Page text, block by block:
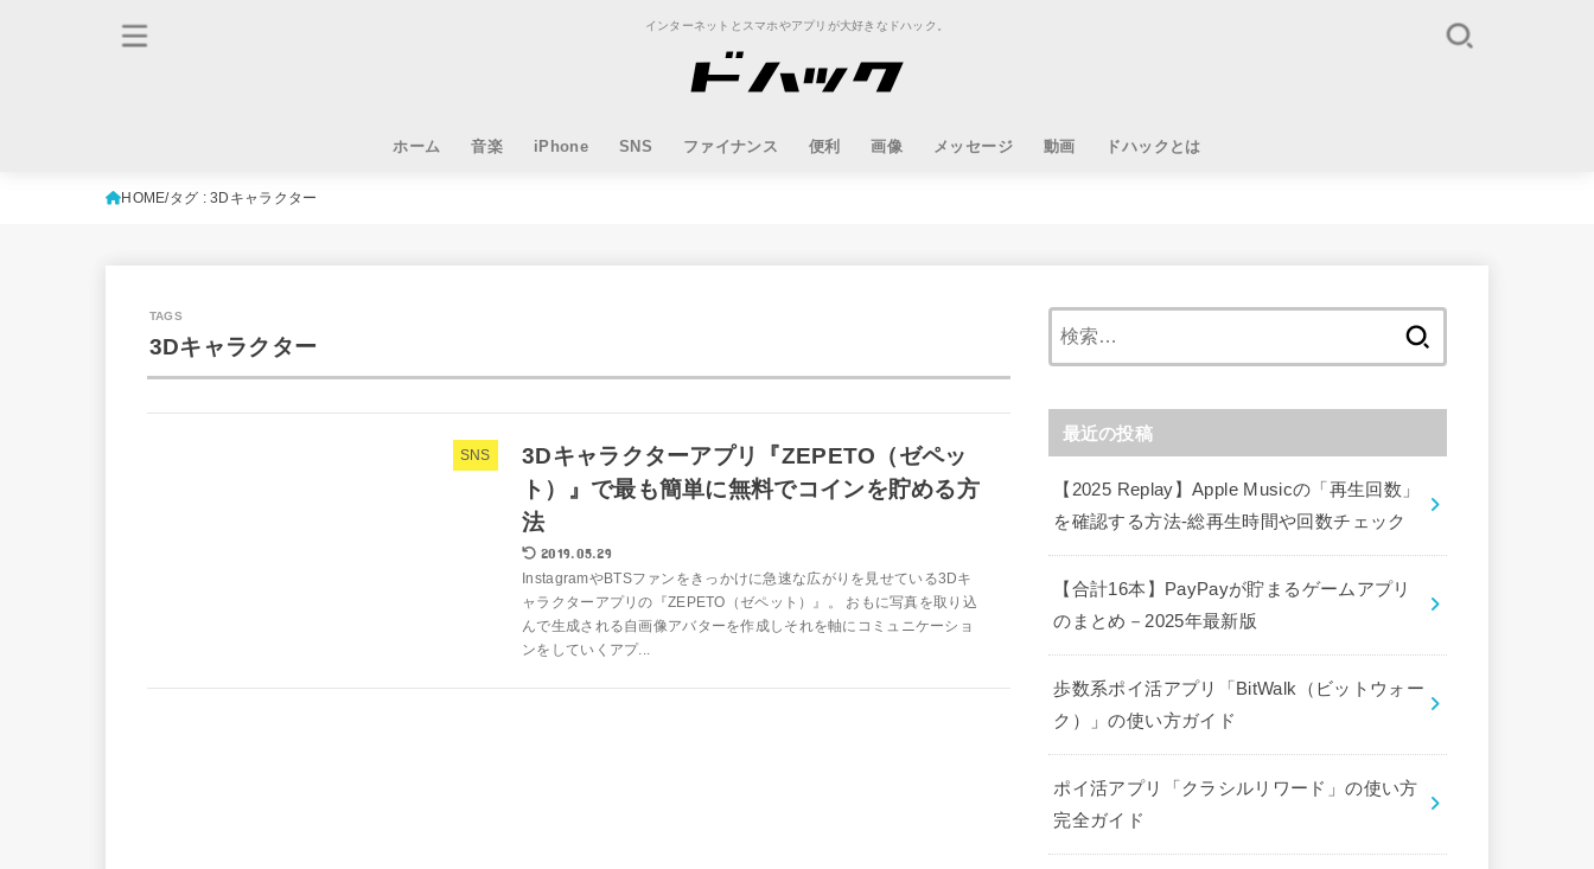
インターネットとスマホやアプリが大好きなドハック。
ホーム 音楽 iPhone SNS ファイナンス 便利 画像 メッセージ 動画 ドハックとは
HOME タグ : 3Dキャラクター
3Dキャラクター
SNS
3Dキャラクターアプリ『ZEPETO（ゼペッ
ト）』で最も簡単に無料でコインを貯める方
法
2019.05.29
InstagramやBTSファンをきっかけに急速な広がりを見せている3Dキ
ャラクターアプリの『ZEPETO（ゼペット）』。 おもに写真を取り込
んで生成される自画像アバターを作成しそれを軸にコミュニケーショ
ンをしていくアプ...
最近の投稿
【2025 Replay】Apple Musicの「再生回数」
を確認する方法-総再生時間や回数チェック
【合計16本】PayPayが貯まるゲームアプリ
のまとめ－2025年最新版
歩数系ポイ活アプリ「BitWalk（ビットウォー
ク）」の使い方ガイド
ポイ活アプリ「クラシルリワード」の使い方
完全ガイド